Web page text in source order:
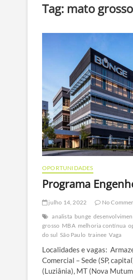
Tag: mato grosso
OPORTUNIDADES
Programa
julho 14, 2022
No
analista bunge
grosso MBA melhoria contínua
do sul São Paulo trainee Vaga
Localidades e vagas:
Comercial – Sede (SP,
(Luziânia), MT (Nova